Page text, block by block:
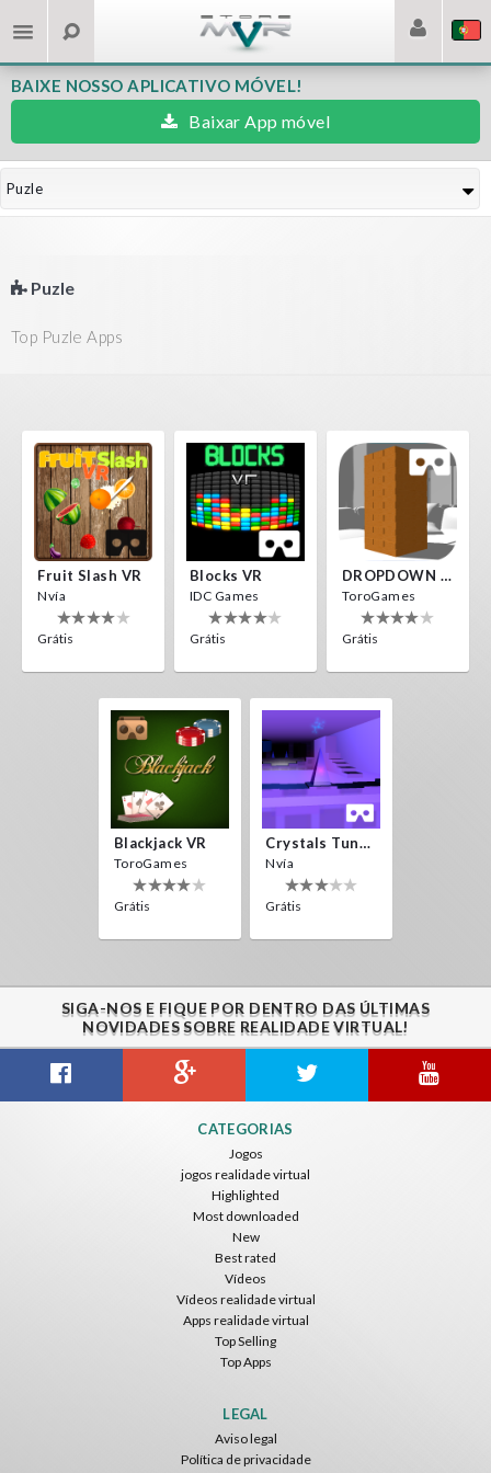
BAIXE NOSSO APLICATIVO MÓVEL!
Baixar App móvel
Puzle
Puzle
Top Puzle Apps
Fruit Slash VR
Nvía
Grátis
Blocks VR
IDC Games
Grátis
DROPDOWN VR
ToroGames
Grátis
Blackjack VR
ToroGames
Grátis
Crystals Tunnel VR
Nvía
Grátis
SIGA-NOS E FIQUE POR DENTRO DAS ÚLTIMAS
NOVIDADES SOBRE REALIDADE VIRTUAL!
CATEGORIAS
Jogos
jogos realidade virtual
Highlighted
Most downloaded
New
Best rated
Vídeos
Vídeos realidade virtual
Apps realidade virtual
Top Selling
Top Apps
LEGAL
Aviso legal
Política de privacidade